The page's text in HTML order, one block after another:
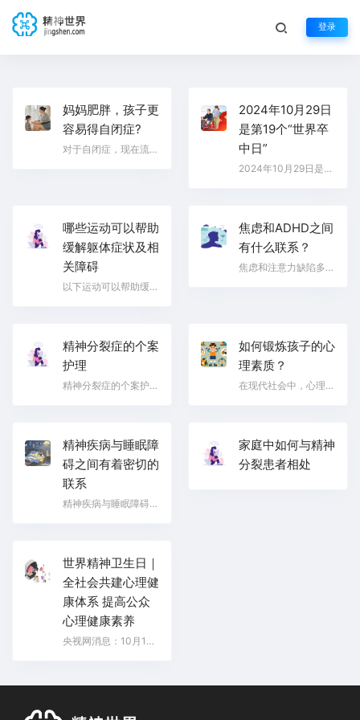
登录
妈妈肥胖，孩子更
容易得自闭症?
对于自闭症，现在流行很多说法。社会学家说现在儿童压力太大了，导致了自闭症；环境学家说环境污染越来越…
2024年10月29日
是第19个“世界卒
中日”
2024年10月29日是第19个“世界卒中日”。今年世界卒中日的宣传主题为“Harnessing the power of sport to be …
哪些运动可以帮助
缓解躯体症状及相
关障碍
以下运动可以帮助缓解躯体症状及相关障碍： 一、有氧运动 1. 慢跑：可以提高心肺功能，促进血液循环，释放…
焦虑和ADHD之间
有什么联系？
焦虑和注意力缺陷多动障碍（Attention-deficit hypera-ctivity disorde，ADHD）共存的体征和症状。注意缺…
精神分裂症的个案
护理
精神分裂症的个案护理是一个综合性的过程，涉及多个方面，包括日常生活护理、饮食护理、药物护理、心理支…
如何锻炼孩子的心
理素质？
在现代社会中，心理素质的培养比以往任何时候都显得尤为重要。一个心理素质强的孩子不仅能够面对生活…
精神疾病与睡眠障
碍之间有着密切的
联系
精神疾病与睡眠障碍之间有着密切的联系，睡眠问题不仅能够诱发，还可能加重精神障碍的症状。因此，这两类…
家庭中如何与精神
分裂患者相处
世界精神卫生日｜
全社会共建心理健
康体系 提高公众
心理健康素养
央视网消息：10月10日是世界精神卫生日，今年的主题是倡导全社会共建心理健康体系，共治心理健康问题，提…